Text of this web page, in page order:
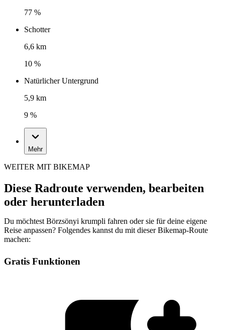
77 %
Schotter
6,6 km
10 %
Natürlicher Untergrund
5,9 km
9 %
Mehr
WEITER MIT BIKEMAP
Diese Radroute verwenden, bearbeiten
oder herunterladen
Du möchtest Börzsönyi krumpli fahren oder sie für deine eigene
Reise anpassen? Folgendes kannst du mit dieser Bikemap-Route
machen:
Gratis Funktionen